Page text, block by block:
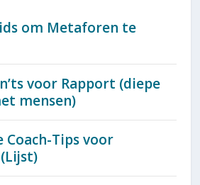
om Metaforen te
voor Rapport (diepe
mensen)
Coach-Tips voor